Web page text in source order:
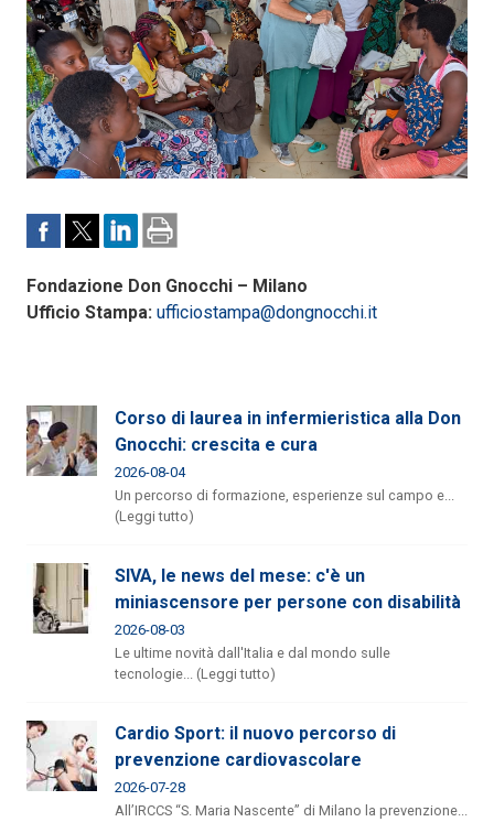
Fondazione Don Gnocchi – Milano
Ufficio Stampa: ufficiostampa@dongnocchi.it
Corso di laurea in infermieristica alla Don
Gnocchi: crescita e cura
2026-08-04
Un percorso di formazione, esperienze sul campo e...
(Leggi tutto)
SIVA, le news del mese: c'è un
miniascensore per persone con disabilità
2026-08-03
Le ultime novità dall'Italia e dal mondo sulle
tecnologie... (Leggi tutto)
Cardio Sport: il nuovo percorso di
prevenzione cardiovascolare
2026-07-28
All’IRCCS “S. Maria Nascente” di Milano la prevenzione...